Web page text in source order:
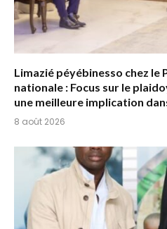
Limazié péyébinesso chez le
nationale : Focus sur le
une meilleure implication
8 août 2026